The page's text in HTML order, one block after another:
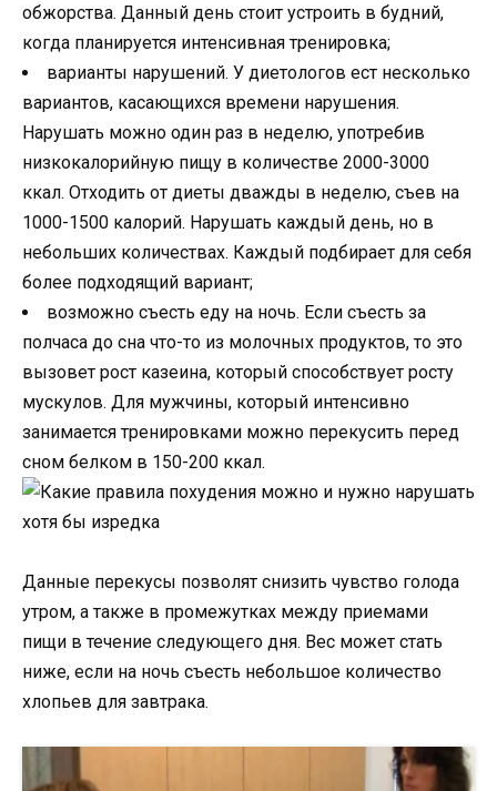
обжорства. Данный день стоит устроить в будний,
когда планируется интенсивная тренировка;
варианты нарушений. У диетологов ест несколько
вариантов, касающихся времени нарушения.
Нарушать можно один раз в неделю, употребив
низкокалорийную пищу в количестве 2000-3000
ккал. Отходить от диеты дважды в неделю, съев на
1000-1500 калорий. Нарушать каждый день, но в
небольших количествах. Каждый подбирает для себя
более подходящий вариант;
возможно съесть еду на ночь. Если съесть за
полчаса до сна что-то из молочных продуктов, то это
вызовет рост казеина, который способствует росту
мускулов. Для мужчины, который интенсивно
занимается тренировками можно перекусить перед
сном белком в 150-200 ккал.
Данные перекусы позволят снизить чувство голода
утром, а также в промежутках между приемами
пищи в течение следующего дня. Вес может стать
ниже, если на ночь съесть небольшое количество
хлопьев для завтрака.